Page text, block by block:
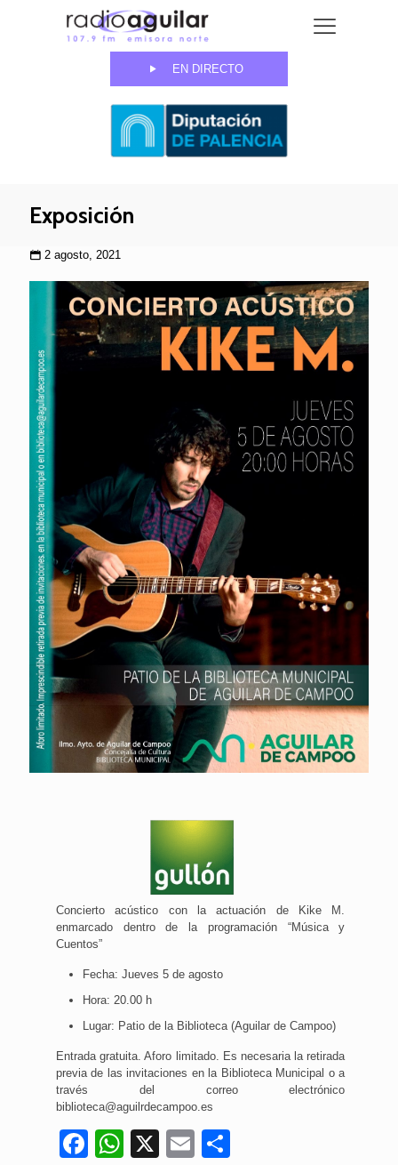
EN DIRECTO
Exposición
2 agosto, 2021
Concierto acústico con la actuación de Kike M.
enmarcado dentro de la programación “Música y
Cuentos”
Fecha: Jueves 5 de agosto
Hora: 20.00 h
Lugar: Patio de la Biblioteca (Aguilar de Campoo)
Entrada gratuita. Aforo limitado. Es necesaria la retirada
previa de las invitaciones en la Biblioteca Municipal o a
través del correo electrónico
biblioteca@aguilrdecampoo.es
Facebook
WhatsApp
X Email